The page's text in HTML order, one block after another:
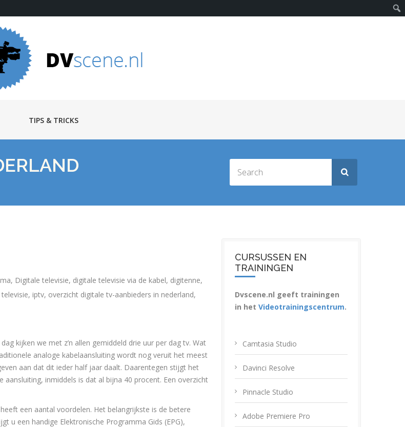
TIPS & TRICKS
, Digitale televisie, digitale televisie via de kabel, digitenne,
, iptv, overzicht digitale tv-aanbieders in nederland,
kijken we met z’n allen gemiddeld drie uur per dag tv. Wat
analoge kabelaansluiting wordt nog veruit het meest
aan dat dit ieder half jaar daalt. Daarentegen stijgt het
inmiddels is dat al bijna 40 procent. Een overzicht
een aantal voordelen. Het belangrijkste is de betere
u een handige Elektronische Programma Gids (EPG),
CURSUSSEN EN
TRAININGEN
Dvscene.nl geeft trainingen
in het Videotrainingscentrum.
Camtasia Studio
Davinci Resolve
Pinnacle Studio
Adobe Premiere Pro